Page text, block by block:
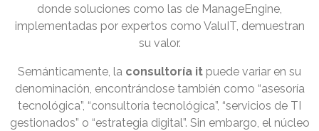
donde soluciones como las de ManageEngine,
implementadas por expertos como ValuIT, demuestran
su valor.
Semánticamente, la consultoría it puede variar en su
denominación, encontrándose también como “asesoría
tecnológica”, “consultoría tecnológica”, “servicios de TI
gestionados” o “estrategia digital”. Sin embargo, el núcleo